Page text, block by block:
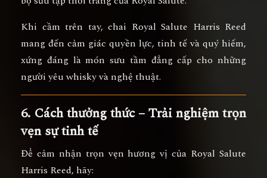
Khi cầm trên tay, chai Royal Salute Harris Reed
mang đến cảm giác quyền lực, tinh tế và quý hiếm,
xứng đáng là món sưu tầm đẳng cấp cho những
người yêu whisky và nghệ thuật.
6. Cách thưởng thức – Trải nghiệm trọn
vẹn sự tinh tế
Để cảm nhận trọn vẹn hương vị của Royal Salute
Harris Reed, hãy: